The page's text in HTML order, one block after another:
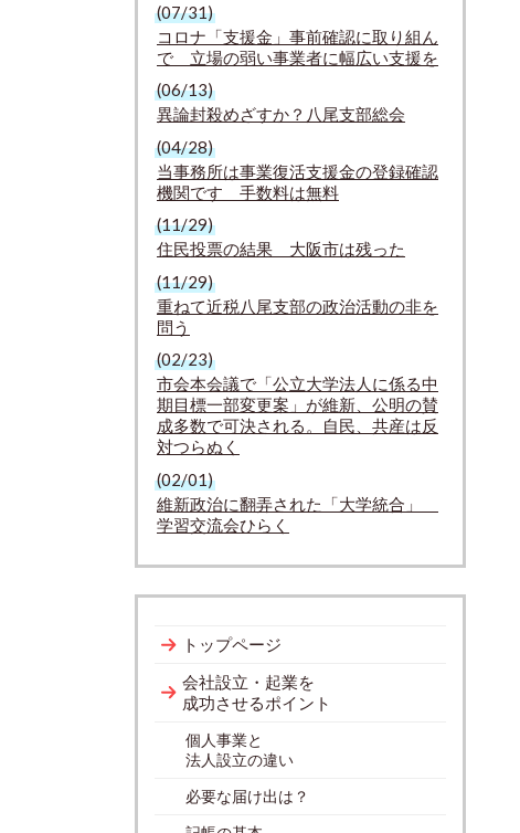
(07/31)
コロナ「支援金」事前確認に取り組ん
で 立場の弱い事業者に幅広い支援を
(06/13)
異論封殺めざすか？八尾支部総会
(04/28)
当事務所は事業復活支援金の登録確認
機関です 手数料は無料
(11/29)
住民投票の結果 大阪市は残った
(11/29)
重ねて近税八尾支部の政治活動の非を
問う
(02/23)
市会本会議で「公立大学法人に係る中
期目標一部変更案」が維新、公明の賛
成多数で可決される。自民、共産は反
対つらぬく
(02/01)
維新政治に翻弄された「大学統合」
学習交流会ひらく
トップページ
会社設立・起業を
成功させるポイント
個人事業と
法人設立の違い
必要な届け出は？